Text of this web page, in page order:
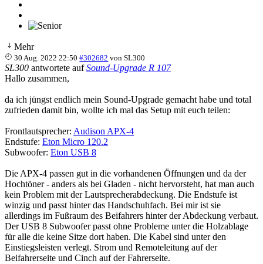
Mehr
30 Aug. 2022 22:50 #302682 vonSL300
SL300 antwortete aufSound-Upgrade R 107
Hallo zusammen,
da ich jüngst endlich mein Sound-Upgrade gemacht habe und total
zufrieden damit bin, wollte ich mal das Setup mit euch teilen:
Frontlautsprecher: Audison APX-4
Endstufe: Eton Micro 120.2
Subwoofer: Eton USB 8
Die APX-4 passen gut in die vorhandenen Öffnungen und da der
Hochtöner - anders als bei Gladen - nicht hervorsteht, hat man auch
kein Problem mit der Lautsprecherabdeckung. Die Endstufe ist
winzig und passt hinter das Handschuhfach. Bei mir ist sie
allerdings im Fußraum des Beifahrers hinter der Abdeckung verbaut.
Der USB 8 Subwoofer passt ohne Probleme unter die Holzablage
für alle die keine Sitze dort haben. Die Kabel sind unter den
Einstiegsleisten verlegt. Strom und Remoteleitung auf der
Beifahrerseite und Cinch auf der Fahrerseite.